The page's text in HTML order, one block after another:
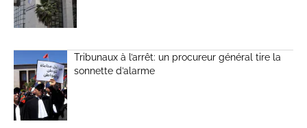
Tribunaux à l’arrêt: un procureur général tire la
sonnette d’alarme